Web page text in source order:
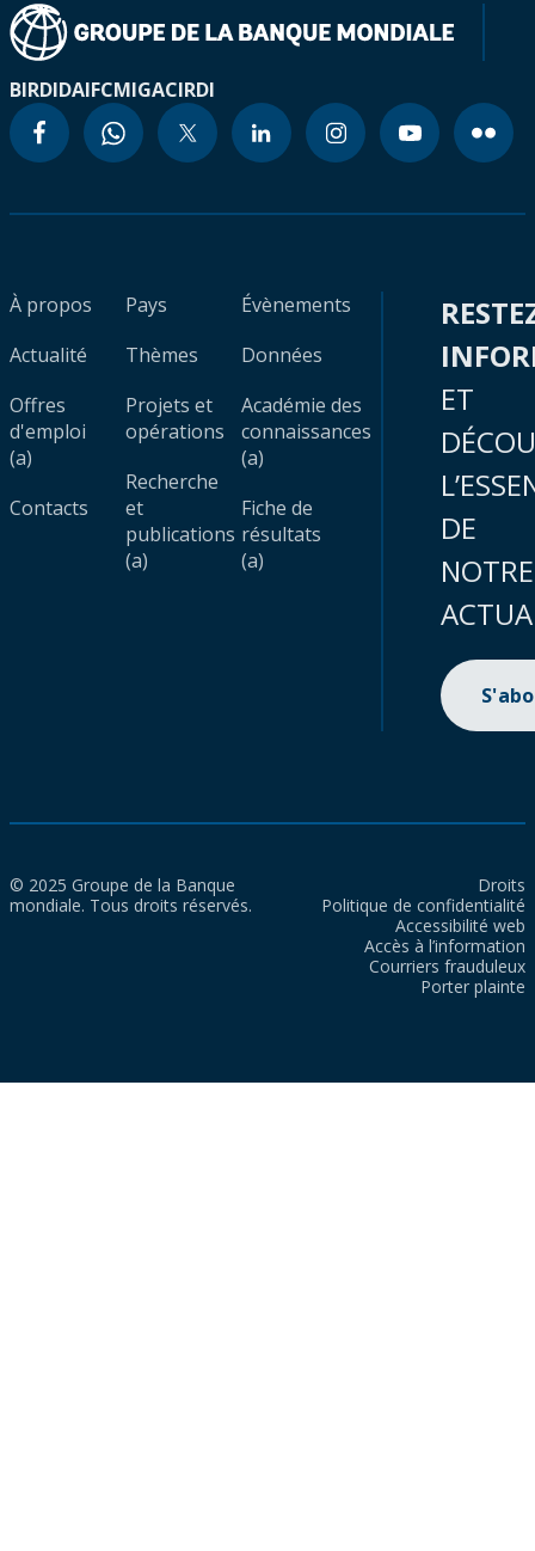
BIRDIDAIFCMIGACIRDI
À propos
Actualité
Offres
d'emploi
(a)
Contacts
Pays
Thèmes
Projets et
opérations
Recherche
et
publications
(a)
Évènements
Données
Académie des
connaissances
(a)
Fiche de
résultats
(a)
ET
DE
NOTRE
© 2025 Groupe de la Banque
mondiale. Tous droits réservés.
Droits
Politique de confidentialité
Accessibilité web
Accès à l’information
Courriers frauduleux
Porter plainte